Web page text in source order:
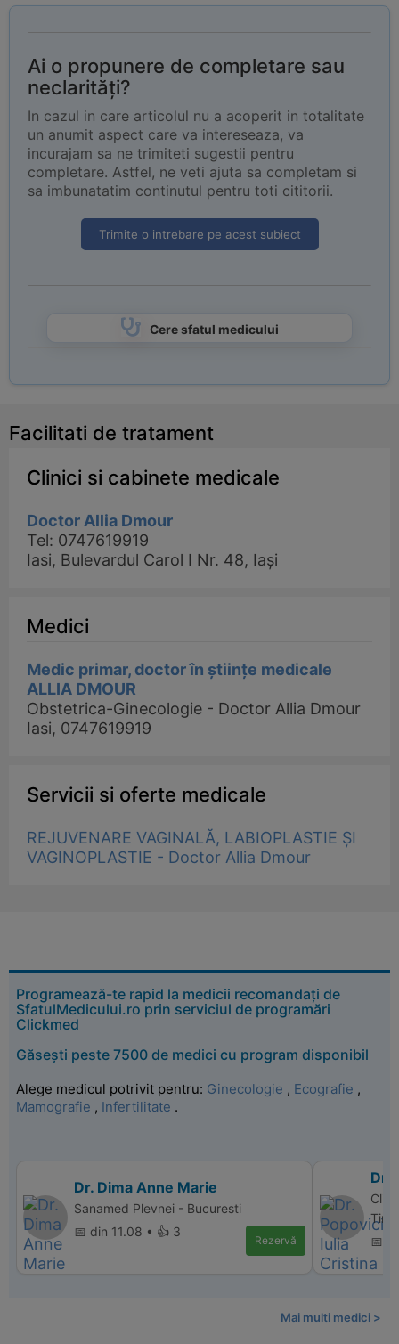
Ai o propunere de completare sau
neclarități?
In cazul in care articolul nu a acoperit in totalitate
un anumit aspect care va intereseaza, va
incurajam sa ne trimiteti sugestii pentru
completare. Astfel, ne veti ajuta sa completam si
sa imbunatatim continutul pentru toti cititorii.
Trimite o intrebare pe acest subiect
Cere sfatul medicului
Facilitati de tratament
Clinici si cabinete medicale
Doctor Allia Dmour
Tel: 0747619919
Iasi, Bulevardul Carol I Nr. 48, Iași
Medici
Medic primar, doctor în științe medicale
ALLIA DMOUR
Obstetrica-Ginecologie - Doctor Allia Dmour
Iasi, 0747619919
Servicii si oferte medicale
REJUVENARE VAGINALĂ, LABIOPLASTIE ȘI
VAGINOPLASTIE - Doctor Allia Dmour
Programează-te rapid la medicii recomandați de
SfatulMedicului.ro prin serviciul de programări
Clickmed
Găsești peste 7500 de medici cu program disponibil
Alege medicul potrivit pentru: Ginecologie , Ecografie ,
Mamografie , Infertilitate .
Dr. Dima Anne Marie
Sanamed Plevnei - Bucuresti
📅 din 11.08 • 👍 3
Rezervă
Dr.
📅
Mai multi medici >